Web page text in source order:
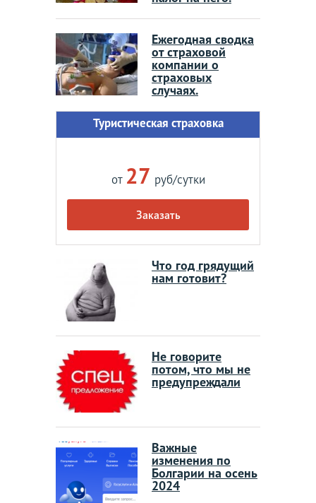
Ежегодная сводка
от страховой
компании о
страховых
случаях.
Туристическая страховка
от 27 руб/сутки
Заказать
Что год грядущий
нам готовит?
Не говорите
потом, что мы не
предупреждали
Важные
изменения по
Болгарии на осень
2024